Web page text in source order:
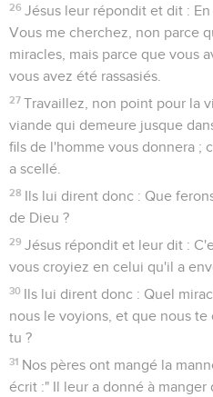
26 Jésus leur répondit et dit :
Vous me cherchez, non parce
miracles, mais parce que vous
vous avez été rassasiés.
27 Travaillez, non point pour la
viande qui demeure jusque
fils de l'homme vous donnera ;
a scellé.
28 Ils lui dirent donc : Que
de Dieu ?
29 Jésus répondit et leur dit :
vous croyiez en celui qu'il a
30 Ils lui dirent donc : Quel
nous le voyions, et que nous
tu ?
31 Nos pères ont mangé la
écrit :" Il leur a donné à manger